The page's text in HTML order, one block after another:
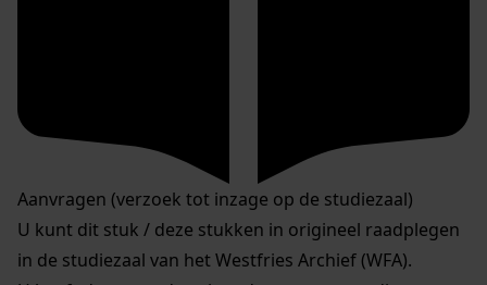
Aanvragen (verzoek tot inzage op de studiezaal)
U kunt dit stuk / deze stukken in origineel raadplegen
in de studiezaal van het Westfries Archief (WFA).